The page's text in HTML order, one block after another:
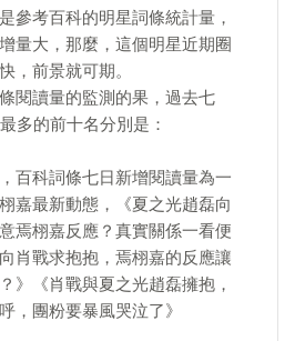
參考百科的明星詞條統計量，
量大，那麼，這個明星近期圈
，前景就可期。
閱讀量的監測的果，過去七
多的前十名分別是：
百科詞條七日新增閱讀量為一
嘉最新動態，《夏之光趙磊向
焉栩嘉反應？真實關係一看便
肖戰求抱抱，焉栩嘉的反應讓
》《肖戰與夏之光趙磊擁抱，
，團粉要暴風哭泣了》